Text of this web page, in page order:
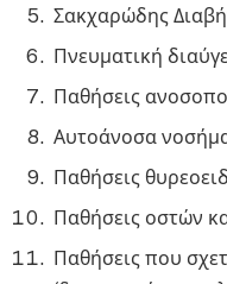
Σακχαρώδης
Πνευματική
Παθήσεις
Αυτοάνοσα
Παθήσεις
Παθήσεις οστών
Παθήσεις που